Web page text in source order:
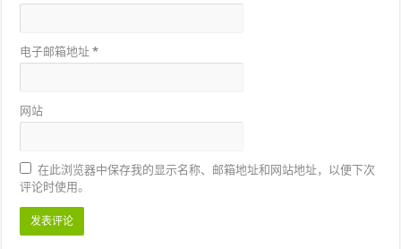
电子邮箱地址*
网站
在此浏览器中保存我的显示名称、邮箱地址和网站地址，以便下次
评论时使用。